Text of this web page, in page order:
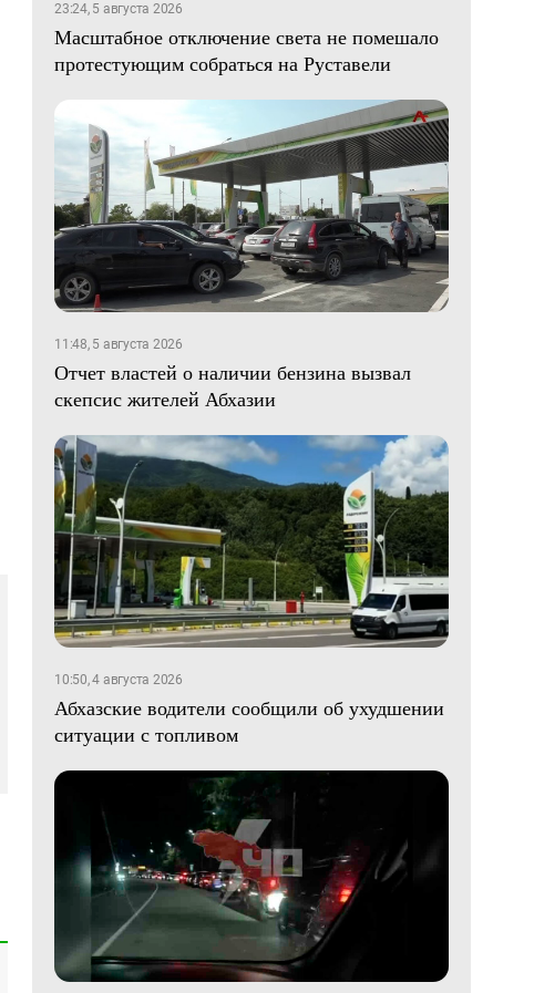
23:24, 5 августа 2026
Масштабное отключение света не помешало
протестующим собраться на Руставели
11:48, 5 августа 2026
Отчет властей о наличии бензина вызвал
скепсис жителей Абхазии
10:50, 4 августа 2026
Абхазские водители сообщили об ухудшении
ситуации с топливом